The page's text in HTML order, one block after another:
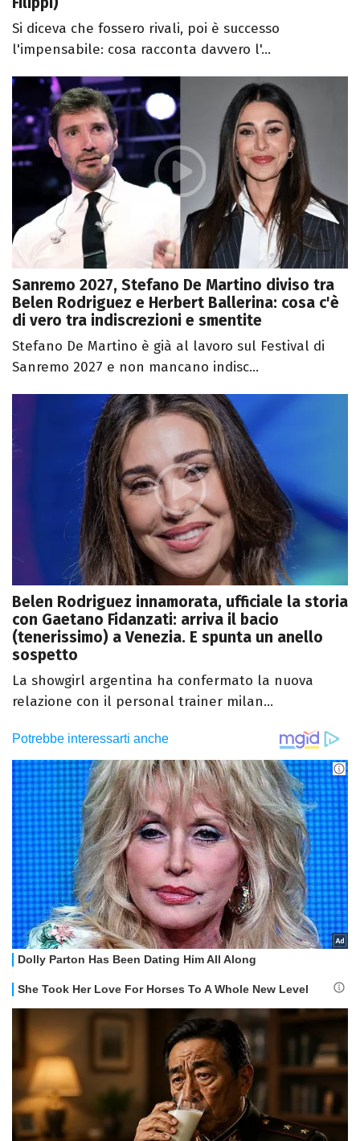
Si diceva che fossero rivali, poi è successo
l'impensabile: cosa racconta davvero l'...
Sanremo 2027, Stefano De Martino diviso tra
Belen Rodriguez e Herbert Ballerina: cosa c'è
di vero tra indiscrezioni e smentite
Stefano De Martino è già al lavoro sul Festival di
Sanremo 2027 e non mancano indisc...
Belen Rodriguez innamorata, ufficiale la storia
con Gaetano Fidanzati: arriva il bacio
(tenerissimo) a Venezia. E spunta un anello
sospetto
La showgirl argentina ha confermato la nuova
relazione con il personal trainer milan...